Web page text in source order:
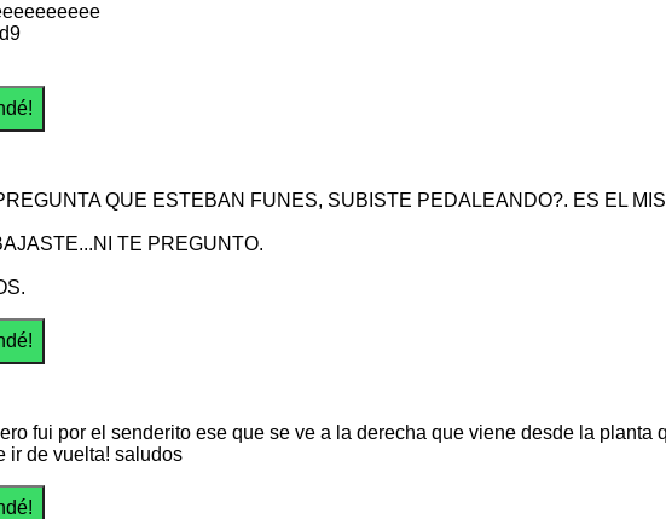
QUE ESTEBAN FUNES, SUBISTE PEDALEANDO?. ES EL
TE PREGUNTO.
fui por el senderito ese que se ve a la derecha que viene desde la planta
ir de vuelta! saludos